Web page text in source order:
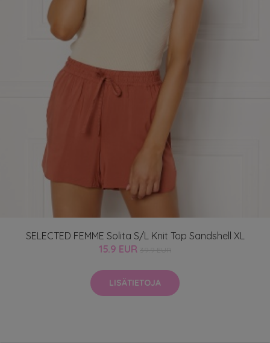
SELECTED FEMME Solita S/L Knit Top Sandshell XL
15.9 EUR
LISÄTIETOJA